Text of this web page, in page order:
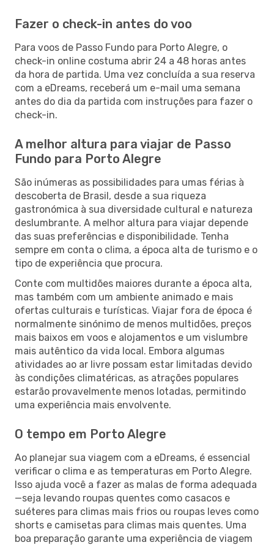
Fazer o check-in antes do voo
Para voos de Passo Fundo para Porto Alegre, o
check-in online costuma abrir 24 a 48 horas antes
da hora de partida. Uma vez concluída a sua reserva
com a eDreams, receberá um e-mail uma semana
antes do dia da partida com instruções para fazer o
check-in.
A melhor altura para viajar de Passo
Fundo para Porto Alegre
São inúmeras as possibilidades para umas férias à
descoberta de Brasil, desde a sua riqueza
gastronómica à sua diversidade cultural e natureza
deslumbrante. A melhor altura para viajar depende
das suas preferências e disponibilidade. Tenha
sempre em conta o clima, a época alta de turismo e o
tipo de experiência que procura.
Conte com multidões maiores durante a época alta,
mas também com um ambiente animado e mais
ofertas culturais e turísticas. Viajar fora de época é
normalmente sinónimo de menos multidões, preços
mais baixos em voos e alojamentos e um vislumbre
mais autêntico da vida local. Embora algumas
atividades ao ar livre possam estar limitadas devido
às condições climatéricas, as atrações populares
estarão provavelmente menos lotadas, permitindo
uma experiência mais envolvente.
O tempo em Porto Alegre
Ao planejar sua viagem com a eDreams, é essencial
verificar o clima e as temperaturas em Porto Alegre.
Isso ajuda você a fazer as malas de forma adequada
—seja levando roupas quentes como casacos e
suéteres para climas mais frios ou roupas leves como
shorts e camisetas para climas mais quentes. Uma
boa preparação garante uma experiência de viagem